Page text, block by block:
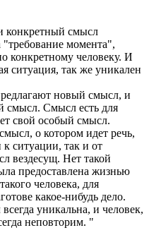
конкретный смысл
"требование момента",
конкретному человеку. И
ситуация, так же уникален
новый смысл, и
смысл. Смысл есть для
свой особый смысл.
о котором идет речь,
к ситуации, так и от
вездесущ. Нет такой
предоставлена жизнью
человека, для
какое-нибудь дело.
уникальна, и человек,
неповторим. "